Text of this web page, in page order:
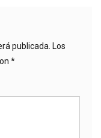
publicada. Los
*